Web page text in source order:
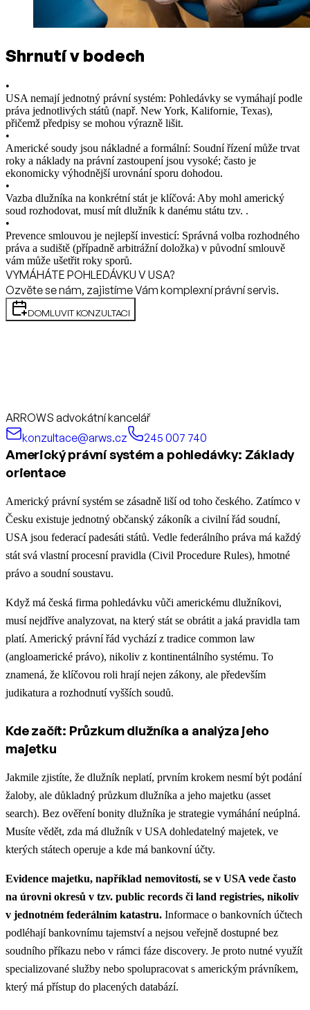
Shrnutí v bodech
•
USA nemají jednotný právní systém: Pohledávky se vymáhají podle
práva jednotlivých států (např. New York, Kalifornie, Texas),
přičemž předpisy se mohou výrazně lišit.
•
Americké soudy jsou nákladné a formální: Soudní řízení může trvat
roky a náklady na právní zastoupení jsou vysoké; často je
ekonomicky výhodnější urovnání sporu dohodou.
•
Vazba dlužníka na konkrétní stát je klíčová: Aby mohl americký
soud rozhodovat, musí mít dlužník k danému státu tzv. .
•
Prevence smlouvou je nejlepší investicí: Správná volba rozhodného
práva a sudiště (případně arbitrážní doložka) v původní smlouvě
vám může ušetřit roky sporů.
VYMÁHÁTE POHLEDÁVKU V USA?
Ozvěte se nám, zajistíme Vám komplexní právní servis.
DOMLUVIT KONZULTACI
ARROWS advokátní kancelář
konzultace@arws.cz
245 007 740
Americký právní systém a pohledávky: Základy
orientace
Americký právní systém se zásadně liší od toho českého. Zatímco v
Česku existuje jednotný občanský zákoník a civilní řád soudní,
USA jsou federací padesáti států. Vedle federálního práva má každý
stát svá vlastní procesní pravidla (Civil Procedure Rules), hmotné
právo a soudní soustavu.
Když má česká firma pohledávku vůči americkému dlužníkovi,
musí nejdříve analyzovat, na který stát se obrátit a jaká pravidla tam
platí. Americký právní řád vychází z tradice common law
(angloamerické právo), nikoliv z kontinentálního systému. To
znamená, že klíčovou roli hrají nejen zákony, ale především
judikatura a rozhodnutí vyšších soudů.
Kde začít: Průzkum dlužníka a analýza jeho
majetku
Jakmile zjistíte, že dlužník neplatí, prvním krokem nesmí být podání
žaloby, ale důkladný průzkum dlužníka a jeho majetku (asset
search). Bez ověření bonity dlužníka je strategie vymáhání neúplná.
Musíte vědět, zda má dlužník v USA dohledatelný majetek, ve
kterých státech operuje a kde má bankovní účty.
Evidence majetku, například nemovitostí, se v USA vede často
na úrovni okresů v tzv. public records či land registries, nikoliv
v jednotném federálním katastru. Informace o bankovních účtech
podléhají bankovnímu tajemství a nejsou veřejně dostupné bez
soudního příkazu nebo v rámci fáze discovery. Je proto nutné využít
specializované služby nebo spolupracovat s americkým právníkem,
který má přístup do placených databází.